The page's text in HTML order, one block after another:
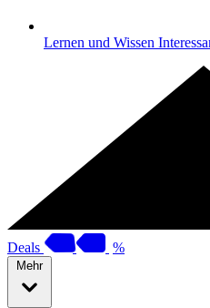
Lernen und Wissen
Deals %
Mehr